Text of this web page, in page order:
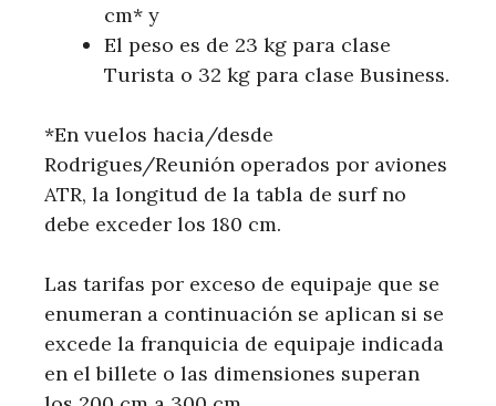
cm* y
El peso es de 23 kg para clase
Turista o 32 kg para clase Business.
*En vuelos hacia/desde
Rodrigues/Reunión operados por aviones
ATR, la longitud de la tabla de surf no
debe exceder los 180 cm.
Las tarifas por exceso de equipaje que se
enumeran a continuación se aplican si se
excede la franquicia de equipaje indicada
en el billete o las dimensiones superan